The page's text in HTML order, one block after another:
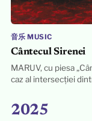
音乐 MUSIC
Cântecul Sirenei
MARUV, cu piesa
caz al intersecției
2025